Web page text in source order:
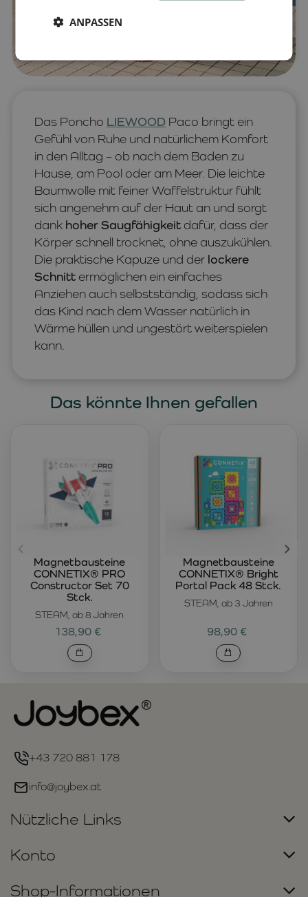
Das Poncho LIEWOOD Paco bringt ein
Gefühl von Ruhe und natürlichem Komfort
in den Alltag – ob nach dem Baden zu
Hause, am Pool oder am Meer. Die leichte
Baumwolle mit feiner Waffelstruktur fühlt
sich angenehm auf der Haut an und sorgt
dank hoher Saugfähigkeit dafür, dass der
Körper schnell trocknet, ohne auszukühlen.
Die praktische Kapuze und der lockere
Schnitt ermöglichen ein einfaches
Anziehen auch selbstständig, sodass sich
das Kind nach dem Wasser natürlich in
Wärme hüllen und ungestört weiterspielen
kann.
Das könnte Ihnen gefallen
STEAM, ab 8 Jahren
Magnetbausteine
CONNETIX® PRO
Constructor Set 70
Stck.
138,90 €
STEAM, ab 3 Jahren
Magnetbausteine
CONNETIX® Bright
Portal Pack 48 Stck.
98,90 €
+43 720 881 178
info@joybex.at
Nützliche Links
Konto
Shop-Informationen
ANPASSEN